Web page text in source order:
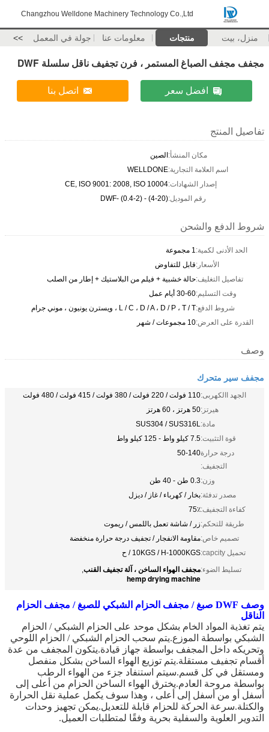
Changzhou Welldone Machinery Technology Co.,Ltd
منزل، بيت منتجات معلومات عنا جولة في المعمل >>
مجفف مجفف الصباغ المستمر ، فرن تجفيف ناقل سلسلة DWF
افضل سعر اتصل بنا
تفاصيل المنتج
مكان المنشأ:الصين
اسم العلامة التجارية:WELLDONE
إصدار الشهادات:CE, ISO 9001: 2008, ISO 10004
رقم الموديل:DWF- (0.4-2) - (4-20)
شروط الدفع والشحن
الحد الأدنى لكمية:1 مجموعة
الأسعار:قابل للتفاوض
تفاصيل التغليف:حالة خشبية + فيلم من البلاستيك + إطار من الصلب
وقت التسليم:30-60 أيام عمل
شروط الدفع:L / C ، D / A ، D / P ، T / T ، ويسترن يونيون ، موني جرام
القدرة على العرض:10 مجموعات / شهر
وصف
مجفف سير متحرك
الجهد االكهربى:110 فولت / 220 فولت / 380 فولت / 415 فولت / 480 فولت
هيرتز:50 هرتز ، 60 هرتز
مادة:SUS304 / SUS316L
قوة التثبيت:7.5 كيلو واط - 125 كيلو واط
درجة حرارة
التجفيف:
50-140
وزن:0.3 طن - 40 طن
مصدر تدفئة:بخار / كهرباء / غاز / ديزل
كفاءة التجفيف:75٪
طريقة للتحكم:زر / شاشة تعمل باللمس / ريموت
تصميم خاص:مقاومة الانفجار / تجفيف درجة حرارة منخفضة
تحميل capcity:
10KGS / H-1000KGS / ح
تسليط الضوء:مجفف الهواء الساخن ، آلة تجفيف القنب,
hemp drying machine
وصف DWF صبغ / مجفف الحزام الشبكي للصبغ / مجفف الحزام
الناقل
يتم تغذية المواد الخام بشكل موحد على الحزام الشبكي / الحزام
الشبكي بواسطة الموزع.يتم سحب الحزام الشبكي / الحزام اللوحي
وتحريكه داخل المجفف بواسطة جهاز قيادة.يتكون المجفف من عدة
أقسام تجفيف مستقلة.يتم توزيع الهواء الساخن بشكل منفصل
ومستقل في كل قسم.سيتم استنفاد جزء من الهواء الرطب
بواسطة مروحة العادم.يخترق الهواء الساخن الحزام من أعلى إلى
أسفل أو من أسفل إلى أعلى ، وهذا سوف يكمل عملية نقل الحرارة
والكتلة.سرعة الحركة للحزام قابلة للتعديل.يمكن تجهيز وحدات
التدوير العلوية والسفلية بحرية وفقًا لمتطلبات العميل.